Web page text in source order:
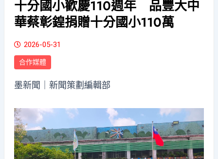
十分國小歡慶110週年 品豐大中
華蔡彰鍠捐贈十分國小110萬
2026-05-31
合作媒體
墨新聞 ｜新聞策劃編輯部